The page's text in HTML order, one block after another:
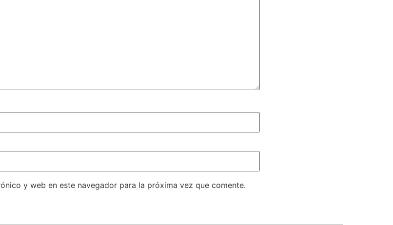
y web en este navegador para la próxima vez que comente.